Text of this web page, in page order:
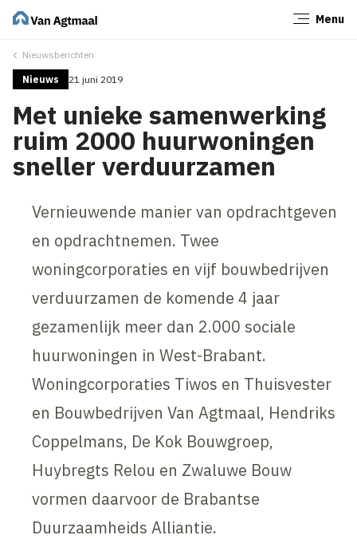
Menu
Nieuwsberichten
Nieuws 21 juni 2019
Met unieke samenwerking
ruim 2000 huurwoningen
sneller verduurzamen
Vernieuwende manier van opdrachtgeven
en opdrachtnemen. Twee
woningcorporaties en vijf bouwbedrijven
verduurzamen de komende 4 jaar
gezamenlijk meer dan 2.000 sociale
huurwoningen in West-Brabant.
Woningcorporaties Tiwos en Thuisvester
en Bouwbedrijven Van Agtmaal, Hendriks
Coppelmans, De Kok Bouwgroep,
Huybregts Relou en Zwaluwe Bouw
vormen daarvoor de Brabantse
Duurzaamheids Alliantie.
Sluiten